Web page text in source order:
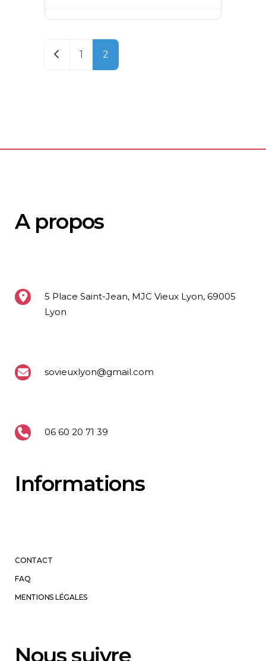
Posts navigation
Newer posts
1 2
A propos
5 Place Saint-Jean, MJC Vieux Lyon, 69005
Lyon
sovieuxlyon@gmail.com
06 60 20 71 39
Informations
CONTACT
FAQ
MENTIONS LÉGALES
Nous suivre